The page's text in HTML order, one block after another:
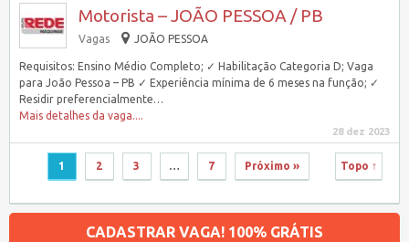
Motorista – JOÃO PESSOA / PB
Vagas JOÃO PESSOA
Requisitos: Ensino Médio Completo; ✓ Habilitação Categoria D; Vaga
para João Pessoa – PB ✓ Experiência mínima de 6 meses na função; ✓
Residir preferencialmente…
Mais detalhes da vaga....
28 dez 2023
1 2 3 … 7 Próximo » Topo ↑
CADASTRAR VAGA! 100% GRÁTIS